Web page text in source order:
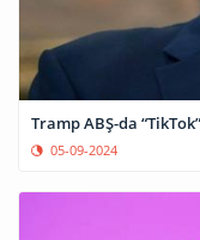
Tramp ABŞ-da
05-09-2024